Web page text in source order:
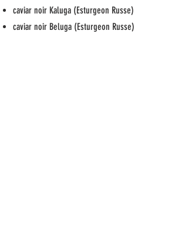
caviar noir Kaluga (Esturgeon Russe)
caviar noir Beluga (Esturgeon Russe)